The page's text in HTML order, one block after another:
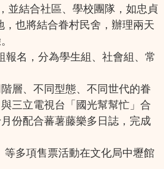
並結合社區、學校團隊，如忠貞
也將結合眷村民舍，辦理兩天
名，分為學生組、社會組、常
層、不同型態、不同世代的眷
三立電視台「國光幫幫忙」合
份配合蕃薯藤樂多日誌，完成
等多項售票活動在文化局中壢館